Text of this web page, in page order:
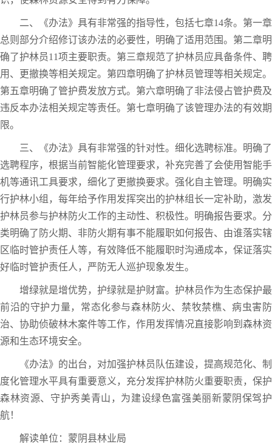
二、《办法》具有非常强的指导性，包括七章14条。第一章
总则部分介绍修订该办法的必要性，明确了适用范围。第二章明
确了护林员11项主要职责。第三章规范了护林员应具备条件、聘
用、更撤换等相关规定。第四章明确了护林员管理等相关规定。
第五章明确了管护费发放方式。第六章明确了非法侵占管护费及
违反本办法相关规定等责任。第七章明确了该管理办法的有效期
限。
三、《办法》具有非常强的针对性。细化选聘标准。明确了
选聘程序，根据当前智能化管理要求，补充完善了会使用智能手
机等通讯工具要求，细化了更撤换要求。强化自主管理。明确实
行护林小组，每年给予作用发挥突出的护林组长一定补助，激发
护林员参与护林防火工作的主动性、积极性。明确报告要求。分
类明确了防火期、非防火期有事不能履职如何报告、由谁落实辖
区临时管护责任人等，有效降低不能履职时沟通成本，保证落实
好临时管护责任人，严防无人巡护现象发生。
增绿就是增优势，护绿就是护财富。护林员作为生态保护最
前沿的守护力量，常态化参与森林防火、禁牧禁樵、病虫害防
治、协助侦破林木案件等工作，作用发挥情况直接影响到森林资
源和生态环境安全。
《办法》的出台，对加强护林员队伍建设，提高规范化、制
度化管理水平具有重要意义，充分发挥护林防火重要职责，保护
森林资源、守护秀美青山，为建设绿色富强美丽新蒙阴保驾护
航！
解读单位：蒙阴县林业局